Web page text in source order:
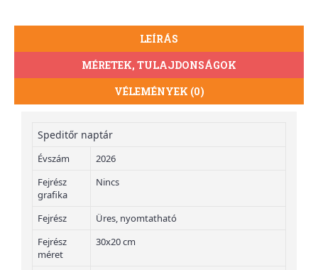
LEÍRÁS
MÉRETEK, TULAJDONSÁGOK
VÉLEMÉNYEK (0)
Speditőr naptár
Évszám
2026
Fejrész
grafika
Nincs
Fejrész
Üres, nyomtatható
Fejrész
méret
30x20 cm